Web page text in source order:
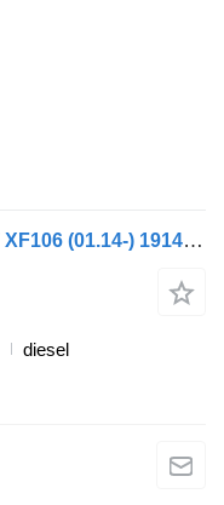
Pompă de ridicare a cabinei DAF XF106 (01.14-) 1914281 pentru cap tractor DAF XF106 (2014-)
diesel